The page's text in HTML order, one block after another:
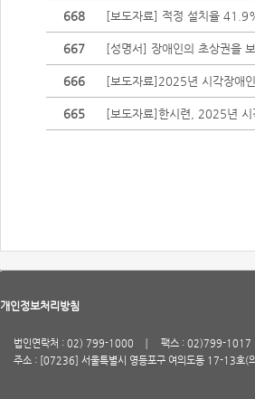
668 [보도자료] 적정 설치율
667 [성명서] 장애인의 초상권을
666 [보도자료]2025년 시각장애
665 [보도자료]한시련, 2025년 시
개인정보처리방침
법인연락처 : 02) 799-1000
팩스 : 02)799-1017
주소 : [07236] 서울특별시 영등포구 여의도동 17-13호(